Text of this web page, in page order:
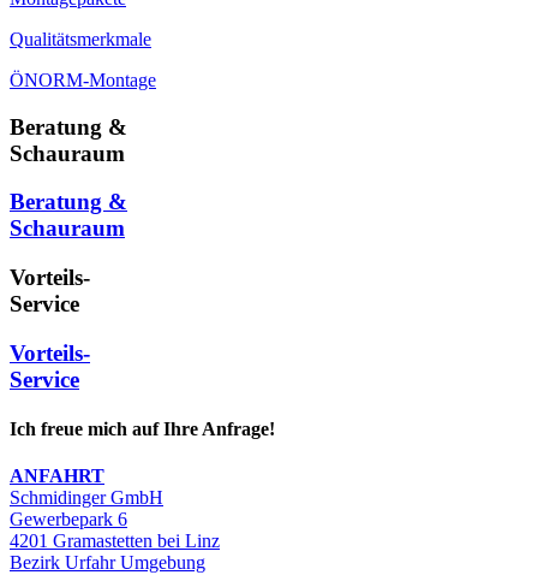
Qualitätsmerkmale
ÖNORM-Montage
Beratung &
Schauraum
Beratung &
Schauraum
Vorteils-
Service
Vorteils-
Service
Ich freue mich auf Ihre Anfrage!
ANFAHRT
Schmidinger GmbH
Gewerbepark 6
4201 Gramastetten bei Linz
Bezirk Urfahr Umgebung